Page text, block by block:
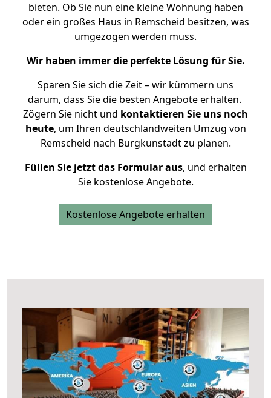
bieten. Ob Sie nun eine kleine Wohnung haben
oder ein großes Haus in Remscheid besitzen, was
umgezogen werden muss.
Wir haben immer die perfekte Lösung für Sie.
Sparen Sie sich die Zeit – wir kümmern uns
darum, dass Sie die besten Angebote erhalten.
Zögern Sie nicht und kontaktieren Sie uns noch
heute, um Ihren deutschlandweiten Umzug von
Remscheid nach Burgkunstadt zu planen.
Füllen Sie jetzt das Formular aus, und erhalten
Sie kostenlose Angebote.
Kostenlose Angebote erhalten